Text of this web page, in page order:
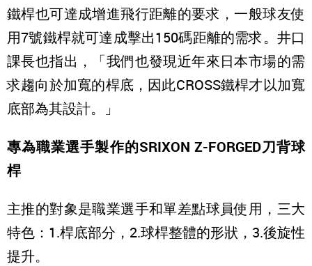
鐵桿也可達成增進飛行距離的要求，一般球友使
用7號鐵桿就可達成擊出150碼距離的需求。井口
課長也指出，「我們也發現近年來日本市場的需
求趨向於加寬的桿底，因此CROSS鐵桿才以加寬
底部為其設計。」
專為職業選手製作的SRIXON Z-FORGED刀背球
桿
主推的對象是職業選手和單差點球員使用，三大
特色：1.桿底部分，2.球桿整體的形狀，3.後旋性
提升。